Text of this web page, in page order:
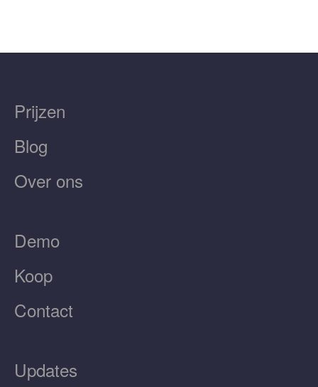
Prijzen
Blog
Over ons
Demo
Koop
Contact
Updates